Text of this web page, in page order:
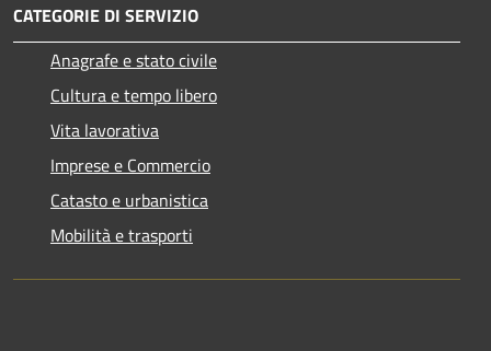
CATEGORIE DI SERVIZIO
Anagrafe e stato civile
Cultura e tempo libero
Vita lavorativa
Imprese e Commercio
Catasto e urbanistica
Mobilità e trasporti